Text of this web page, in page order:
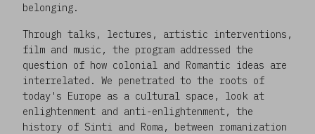
belonging.
Through talks, lectures, artistic interventions,
film and music, the program addressed the
question of how colonial and Romantic ideas are
interrelated. We penetrated to the roots of
today's Europe as a cultural space, look at
enlightenment and anti-enlightenment, the
history of Sinti and Roma, between romanization